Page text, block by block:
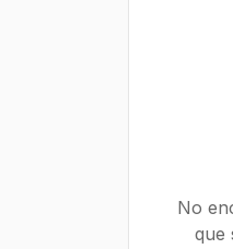
No
que